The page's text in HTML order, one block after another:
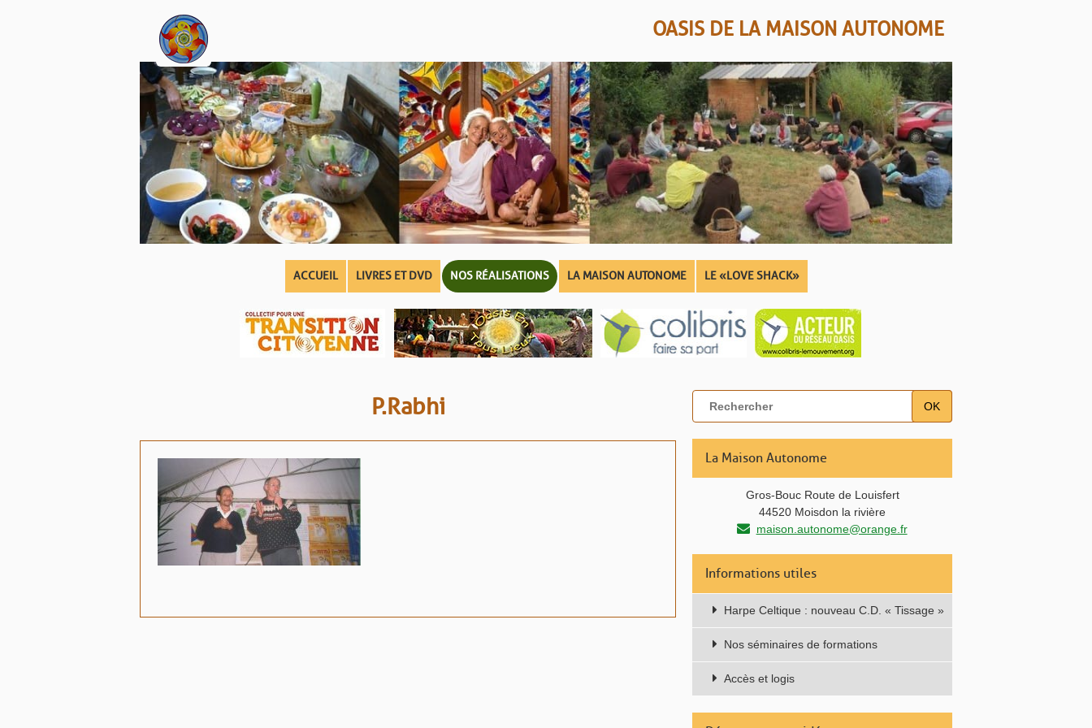
OASIS DE LA MAISON AUTONOME
ACCUEIL LIVRES ET DVD NOS RÉALISATIONS LA MAISON AUTONOME LE « LOVE SHACK »
P.Rabhi OK
La Maison Autonome
Gros-Bouc Route de Louisfert
44520 Moisdon la rivière
maison.autonome@orange.fr
Informations utiles
Harpe Celtique : nouveau C.D. « Tissage »
Nos séminaires de formations
Accès et logis